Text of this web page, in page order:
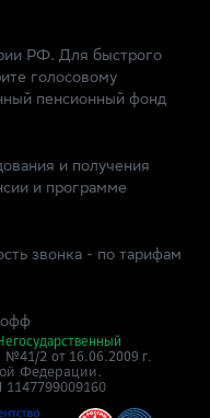
РФ. Для быстрого
голосовому
пенсионный фонд
и получения
и программе
звонка - по тарифам
№41/2 от 16.06.2009 г.
Федерации.